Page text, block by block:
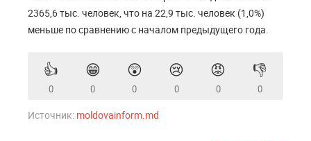
2365,6 тыс. человек, что на 22,9 тыс. человек (1,0%)
меньше по сравнению с началом предыдущего года.
👍
0
😁
0
😲
0
😢
0
😡
0
👎
0
Источник: moldovainform.md